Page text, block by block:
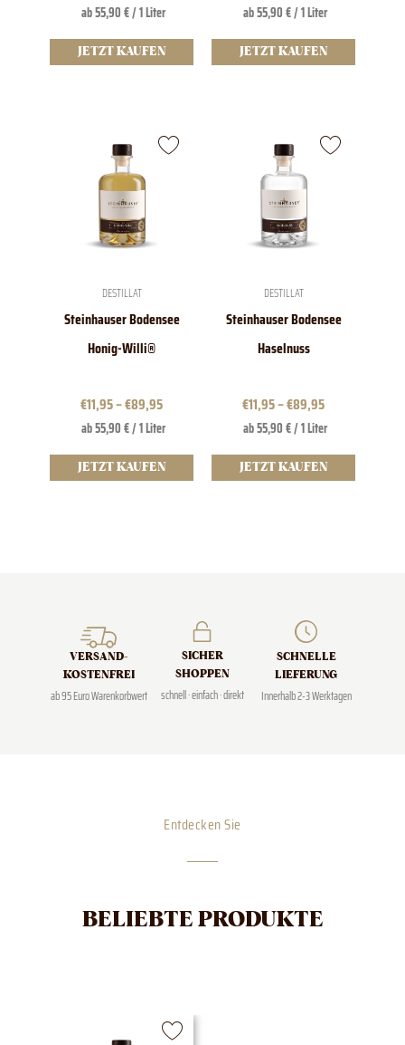
ab 55,90 € / 1 Liter
JETZT KAUFEN
ab 55,90 € / 1 Liter
JETZT KAUFEN
DESTILLAT
Steinhauser Bodensee
Honig-Willi®
€11,95–€89,95
ab 55,90 € / 1 Liter
JETZT KAUFEN
Produkt
weist
mehrere
Varianten
auf.
Die
Optionen
der
gewählt
DESTILLAT
Steinhauser Bodensee
Haselnuss
€11,95–€89,95
ab 55,90 € / 1 Liter
JETZT KAUFEN
Produkt
weist
mehrere
Varianten
auf.
Die
Optionen
der
gewählt
VERSAND­
KOSTENFREI
ab 95 Euro Warenkorbwert
SICHER
SHOPPEN
schnell · einfach · direkt
SCHNELLE
LIEFERUNG
Innerhalb 2-3 Werktagen
Entdecken Sie
BELIEBTE PRODUKTE